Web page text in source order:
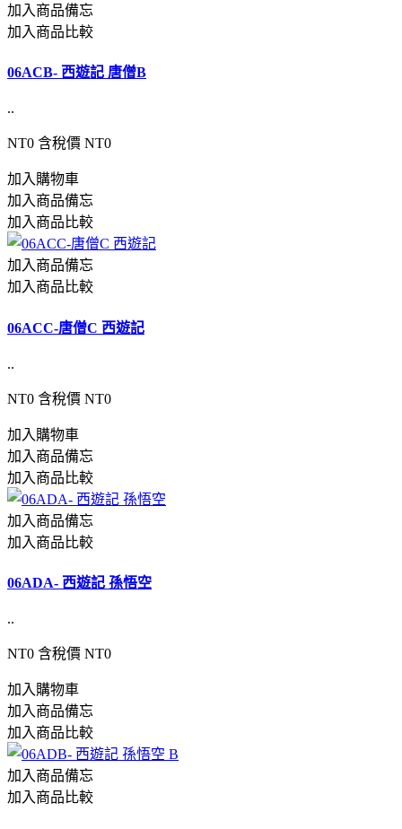
加入商品備忘
加入商品比較
06ACB- 西遊記 唐僧B
..
NT0 含稅價 NT0
加入購物車
加入商品備忘
加入商品比較
加入商品備忘
加入商品比較
06ACC-唐僧C 西遊記
..
NT0 含稅價 NT0
加入購物車
加入商品備忘
加入商品比較
加入商品備忘
加入商品比較
06ADA- 西遊記 孫悟空
..
NT0 含稅價 NT0
加入購物車
加入商品備忘
加入商品比較
加入商品備忘
加入商品比較